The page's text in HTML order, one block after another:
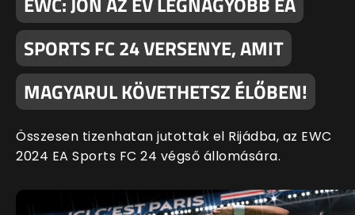
SPORTS FC 24 VERSENYE, AMIT
MAGYARUL KÖVETHETSZ ÉLŐBEN!
Összesen tizenhatan jutottak el Rijádba, az EWC
2024 EA Sports FC 24 végső állomására.